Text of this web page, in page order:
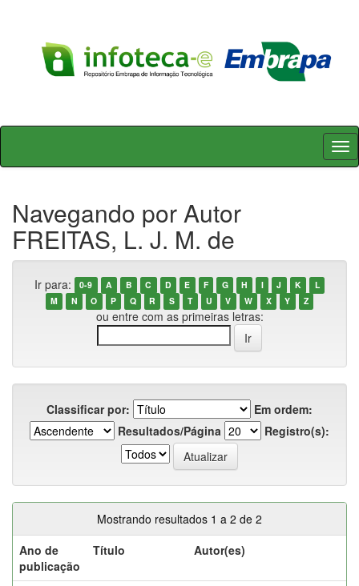
Skip
Navegando por Autor
FREITAS, L. J. M. de
Ir para: 0-9 A B C D E F G H I J K
L
M
N O P Q R S T U V W X Y Z
ou entre com as primeiras letras:
Classificar por:
Em ordem:
Resultados/Página
Registro(s):
Mostrando resultados 1 a 2 de 2
Ano de
publicação
Título Autor(es)